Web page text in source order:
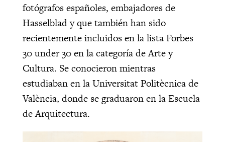
fotógrafos españoles, embajadores de
Hasselblad y que también han sido
recientemente incluidos en la lista Forbes
30 under 30 en la categoría de Arte y
Cultura. Se conocieron mientras
estudiaban en la Universitat Politècnica de
València, donde se graduaron en la Escuela
de Arquitectura.